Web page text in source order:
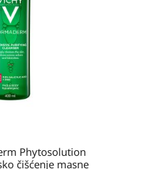
Phytosolution
čišćenje masne